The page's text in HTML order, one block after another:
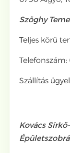
Szöghy
Teljes körű
Szállítás
Kovács